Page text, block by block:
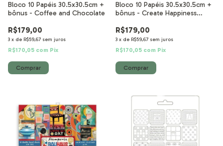
Bloco 10 Papéis 30.5x30.5cm +
bônus - Coffee and Chocolate
R$179,00
3 x de R$59,67 sem juros
R$170,05 com Pix
Bloco 10 Papéis 30.5x30.5cm +
bônus - Create Happiness
R$179,00
3 x de R$59,67 sem juros
R$170,05 com Pix